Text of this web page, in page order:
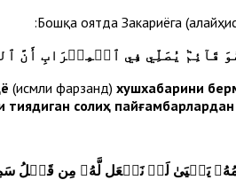
Бошқа оятда Закариёга
قَآئِمٞ يُصَلِّي فِي ٱلۡمِحۡرَابِ أَنَّ
(исмли фарзанд) хушхабарини
тиядиган солиҳ пайғамбарлардан
يَحۡيَىٰ لَمۡ نَجۡعَل لَّهُۥ مِن قَبۡلُ